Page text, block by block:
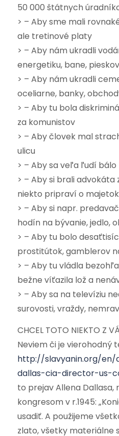
50 000 štátnych
> – Aby sme mali
ale tretinové platy
> – Aby nám ukradli
energetiku, bane,
> – Aby nám ukradli
oceliarne, banky,
> – Aby tu bola
za komunistov
> – Aby človek mal
ulicu
> – Aby sa veľa ľudí
> – Aby si brali advokáta
niekto pripraví o majetok
> – Aby si napr.
hodín na bývanie, jedlo,
> – Aby tu bolo
prostitútok, gamblerov
> – Aby tu vládla
bežne víťazila lož a
> – Aby sa na televíziu
surovosti, vraždy,
CHCEL TOTO NIEKTO Z
Neviem či je vierohodný
http://slavyanin.org/
dallas-cia-director-us-
to prejav Allena Dallasa,
kongresom v r.1945:
usadiť. A použijeme
zlato, všetky materiálne